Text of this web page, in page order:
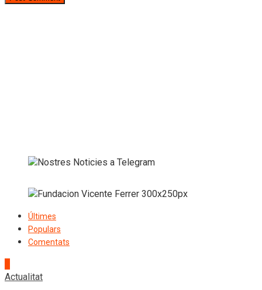
Últimes
Populars
Comentats
Actualitat